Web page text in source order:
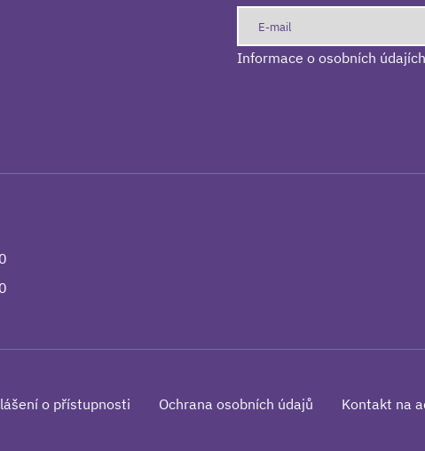
Informace o osobních údajích
o přístupnosti Ochrana osobních údajů Kontakt na